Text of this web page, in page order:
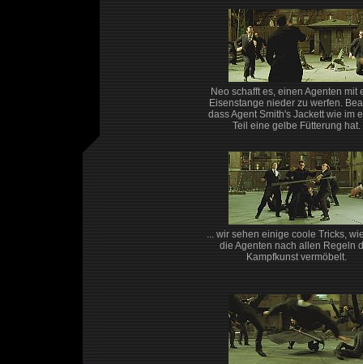
Neo schafft es, einen Agenten mit
Eisenstange nieder zu werfen.
dass Agent Smith's Jackett wie im
Teil eine gelbe Fütterung hat.
... wir sehen einige coole Tricks,
die Agenten nach allen Regeln
Kampfkunst vermöbelt.